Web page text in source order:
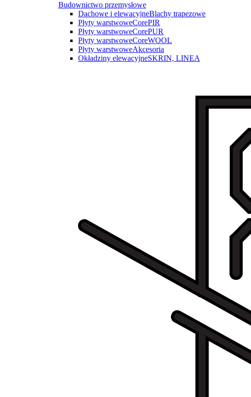
Budownictwo przemysłowe
Dachowe i elewacyjneBlachy trapezowe
Płyty warstwoweCorePIR
Płyty warstwoweCorePUR
Płyty warstwoweCoreWOOL
Płyty warstwoweAkcesoria
Okładziny elewacyjneSKRIN, LINEA